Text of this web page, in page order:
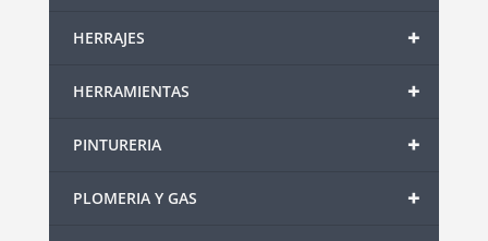
+
HERRAJES
+
HERRAMIENTAS
+
PINTURERIA
+
PLOMERIA Y GAS